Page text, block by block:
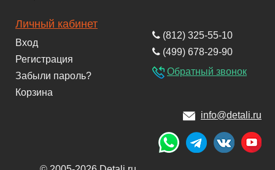
Личный кабинет
Вход
Регистрация
Забыли пароль?
Корзина
(812) 325-55-10
(499) 678-29-90
Обратный звонок
info@detali.ru